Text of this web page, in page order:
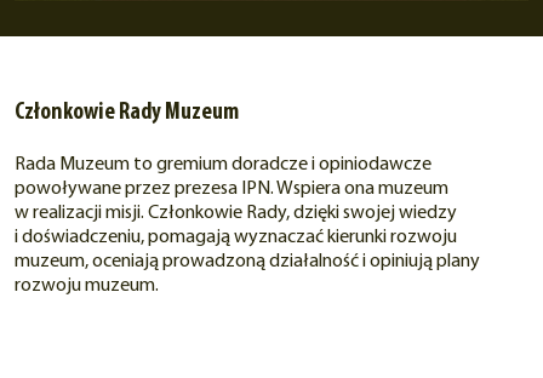
Członkowie Rady Muzeum
Rada Muzeum to gremium doradcze i opiniodawcze
powoływane przez prezesa IPN. Wspiera ona muzeum
w realizacji misji. Członkowie Rady, dzięki swojej wiedzy
i doświadczeniu, pomagają wyznaczać kierunki rozwoju
muzeum, oceniają prowadzoną działalność i opiniują plany
rozwoju muzeum.